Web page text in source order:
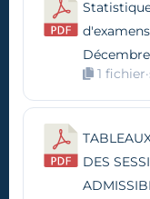
1
DES